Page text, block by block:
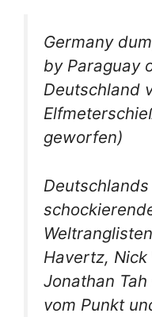
Germany
by Paraguay
Deutschland
geworfen)
Havertz,
Jonathan
vom Punkt